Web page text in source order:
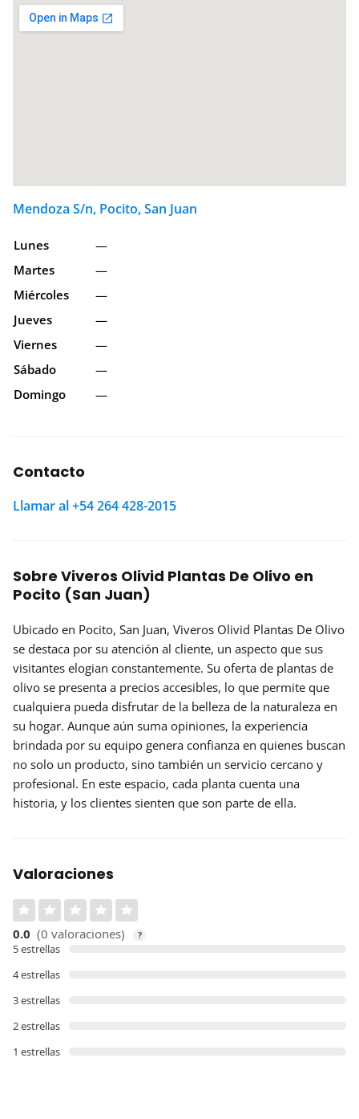
Mendoza S/n, Pocito, San Juan
Lunes
—
Martes
—
Miércoles
—
Jueves
—
Viernes
—
Sábado
—
Domingo
—
Contacto
Llamar al +54 264 428-2015
Sobre Viveros Olivid Plantas De Olivo en
Pocito (San Juan)
Ubicado en Pocito, San Juan, Viveros Olivid Plantas De Olivo
se destaca por su atención al cliente, un aspecto que sus
visitantes elogian constantemente. Su oferta de plantas de
olivo se presenta a precios accesibles, lo que permite que
cualquiera pueda disfrutar de la belleza de la naturaleza en
su hogar. Aunque aún suma opiniones, la experiencia
brindada por su equipo genera confianza en quienes buscan
no solo un producto, sino también un servicio cercano y
profesional. En este espacio, cada planta cuenta una
historia, y los clientes sienten que son parte de ella.
Valoraciones
0.0 (0 valoraciones) ?
5 estrellas
4 estrellas
3 estrellas
2 estrellas
1 estrellas